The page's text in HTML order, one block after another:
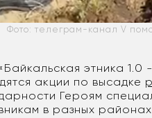
Фото: телеграм-канал V
этника 1.0
акции по высадке
Героям
в разных районах